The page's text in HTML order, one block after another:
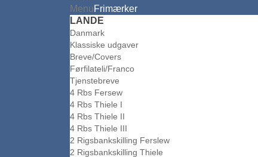
MenuFrimærker
LANDE
Danmark
Klassiske udgaver
Breve/Covers
Førfilateli/Franco
Tjenstebreve
4 Rbs Fersew
4 Rbs Thiele I
4 Rbs Thiele II
4 Rbs Thiele III
2 Rigsbankskilling Ferslew
2 Rigsbankskilling Thiele